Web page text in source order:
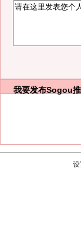
我要发布Sogou